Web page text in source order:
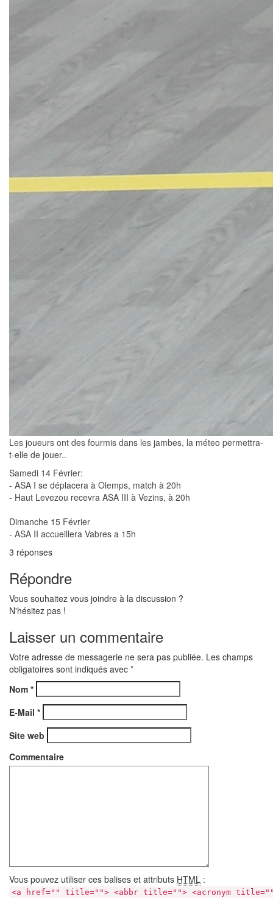
Les joueurs ont des fourmis dans les jambes, la méteo permettra-
t-elle de jouer..
Samedi 14 Février:
- ASA I se déplacera à Olemps, match à 20h
- Haut Levezou recevra ASA III à Vezins, à 20h
Dimanche 15 Février
- ASA II accueillera Vabres a 15h
3 réponses
Répondre
Vous souhaitez vous joindre à la discussion ?
N'hésitez pas !
Laisser un commentaire
Votre adresse de messagerie ne sera pas publiée. Les champs
obligatoires sont indiqués avec *
Nom *
E-Mail *
Site web
Commentaire
Vous pouvez utiliser ces balises et attributs HTML :
<a href="" title=""> <abbr title=""> <acronym